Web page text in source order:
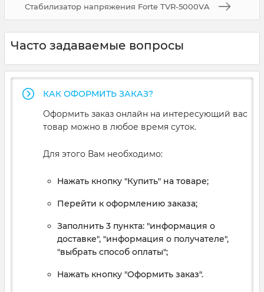
Стабилизатор напряжения Forte TVR-5000VA
Часто задаваемые вопросы
КАК ОФОРМИТЬ ЗАКАЗ?
Оформить заказ онлайн на интересующий вас
товар можно в любое время суток.
Для этого Вам необходимо:
Нажать кнопку "Купить" на товаре;
Перейти к оформлению заказа;
Заполнить 3 пункта: "информация о
доставке", "информация о получателе",
"выбрать способ оплаты";
Нажать кнопку "Оформить заказ".